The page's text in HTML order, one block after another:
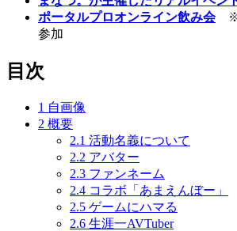
ポータルプロオンライン飲み会※
参加
目次
1 自画像
2 概要
2.1 活動名義について
2.2 アバター
2.3 ファンネーム
2.4 コラボ「あまえんぼー」
2.5 ゲームにハマる
2.6 生涯一AVTuber